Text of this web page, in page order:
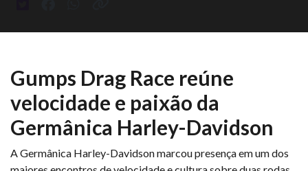
Gumps Drag Race reúne
velocidade e paixão da
Germânica Harley-Davidson
A Germânica Harley-Davidson marcou presença em um dos